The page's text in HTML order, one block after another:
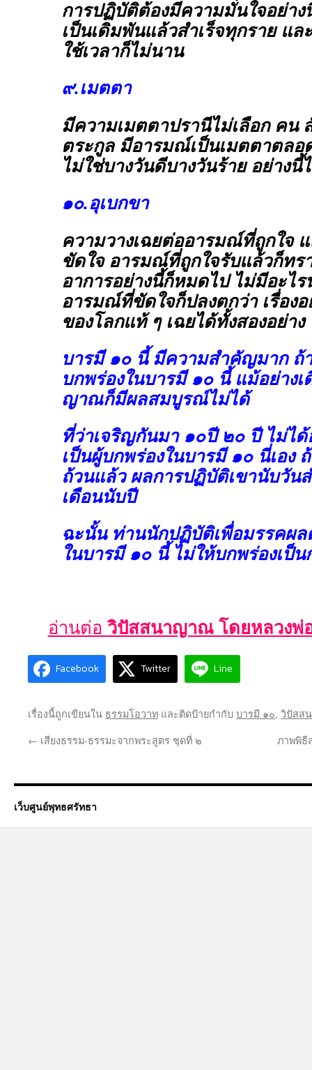
การปฏิบัติต้องมีความมั่นใจอย่าง
เป็นเดิมพันแล้วสำเร็จทุกราย แล
ใช้เวลาก็ไม่นาน
๙.เมตตา
มีความเมตตาปรานีไม่เลือก คน
ตระกูล มีอารมณ์เป็นเมตตาตลอ
ไม่ใช่บางวันดีบางวันร้าย อย่างนี้
๑๐.อุเบกขา
ความวางเฉยต่ออารมณ์ที่ถูกใจ
ขัดใจ อารมณ์ที่ถูกใจรับแล้วก็ทร
อาการอย่างนี้ก็หมดไป ไม่มีอะไ
อารมณ์ที่ขัดใจก็ปลงตกว่า เรื่อง
ของโลกแท้ ๆ เฉยได้ทั้งสองอย่าง
บารมี ๑๐ นี้ มีความสำคัญมาก ถ้
บกพร่องในบารมี ๑๐ นี้ แม้อย่าง
ญาณก็มีผลสมบูรณ์ไม่ได้
ที่ว่าเจริญกันมา ๑๐ปี ๒๐ ปี ไม่ได้
เป็นผู้บกพร่องในบารมี ๑๐ นี่เอง
ถ้วนแล้ว ผลการปฏิบัติเขานับวัน
เดือนนับปี
ฉะนั้น ท่านนักปฏิบัติเพื่อมรรคผ
ในบารมี ๑๐ นี้ ไม่ให้บกพร่องเป็
อ่านต่อ วิปัสสนาญาณ โดยหลวงพ่
Facebook Twitter Line
เรื่องนี้ถูกเขียนใน ธรรมโอวาท และติดป้ายกำกับ บารมี ๑๐, วิปัสส
← เสียงธรรม-ธรรมะจากพระสูตร ชุดที่ ๒ ภาพพิธี
เว็บศูนย์พุทธศรัทธา